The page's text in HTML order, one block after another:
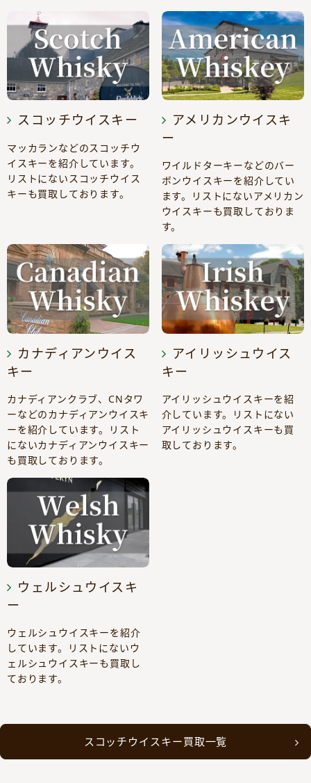
スコッチウイスキー
マッカランなどのスコッチウ
イスキーを紹介しています。
リストにないスコッチウイス
キーも買取しております。
アメリカンウイスキ
ー
ワイルドターキーなどのバー
ボンウイスキーを紹介してい
ます。リストにないアメリカン
ウイスキーも買取しておりま
す。
カナディアンウイス
キー
カナディアンクラブ、CNタワ
ーなどのカナディアンウイスキ
ーを紹介しています。リスト
にないカナディアンウイスキー
も買取しております。
アイリッシュウイス
キー
アイリッシュウイスキーを紹
介しています。リストにない
アイリッシュウイスキーも買
取しております。
ウェルシュウイスキ
ー
ウェルシュウイスキーを紹介
しています。リストにないウ
ェルシュウイスキーも買取し
ております。
スコッチウイスキー買取一覧